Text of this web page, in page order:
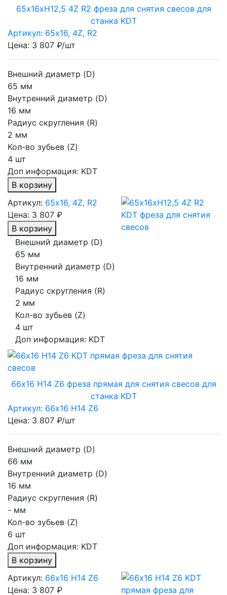
65х16хH12,5 4Z R2 фреза для снятия свесов для
станка KDT
Артикул: 65х16, 4Z, R2
Цена: 3 807 ₽/шт
Внешний диаметр (D)
65 мм
Внутренний диаметр (D)
16 мм
Радиус скругления (R)
2 мм
Кол-во зубьев (Z)
4 шт
Доп информация: KDT
В корзину
Артикул: 65х16, 4Z, R2
Цена: 3 807 ₽
В корзину
Внешний диаметр (D)
65 мм
Внутренний диаметр (D)
16 мм
Радиус скругления (R)
2 мм
Кол-во зубьев (Z)
4 шт
Доп информация: KDT
66х16 H14 Z6 фреза прямая для снятия свесов для
станка KDT
Артикул: 66х16 H14 Z6
Цена: 3 807 ₽/шт
Внешний диаметр (D)
66 мм
Внутренний диаметр (D)
16 мм
Радиус скругления (R)
- мм
Кол-во зубьев (Z)
6 шт
Доп информация: KDT
В корзину
Артикул: 66х16 H14 Z6
Цена: 3 807 ₽